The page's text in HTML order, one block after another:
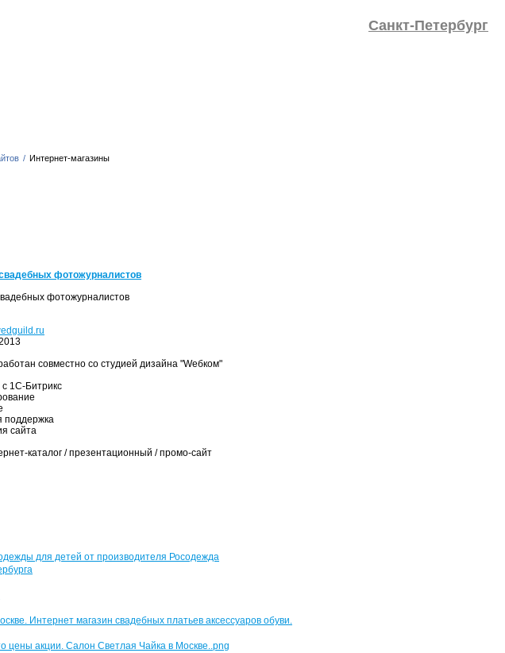
Санкт-Петербург
/ Интернет-магазины
фотожурналистов
фотожурналистов
совместно со студией дизайна "Wебком"
с 1С-Битрикс
поддержка
сайта
каталог / презентационный / промо-сайт